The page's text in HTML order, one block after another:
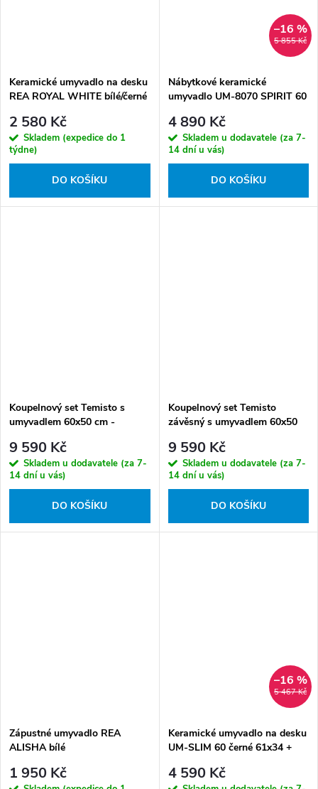
Keramické umyvadlo na desku
REA ROYAL WHITE bílé/černé
2 580 Kč
Skladem (expedice do 1
týdne)
DO KOŠÍKU
5 855 Kč
–16 %
Nábytkové keramické
umyvadlo UM-8070 SPIRIT 60
4 890 Kč
Skladem u dodavatele (za 7-
14 dní u vás)
DO KOŠÍKU
Koupelnový set Temisto s
umyvadlem 60x50 cm -
9 590 Kč
Skladem u dodavatele (za 7-
14 dní u vás)
DO KOŠÍKU
Koupelnový set Temisto
závěsný s umyvadlem 60x50
9 590 Kč
Skladem u dodavatele (za 7-
14 dní u vás)
DO KOŠÍKU
Zápustné umyvadlo REA
ALISHA bílé
1 950 Kč
5 467 Kč
–16 %
Keramické umyvadlo na desku
UM-SLIM 60 černé 61x34 +
4 590 Kč